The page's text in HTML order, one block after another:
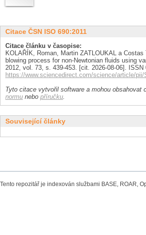
Citace ČSN ISO 690:2011
Citace článku v časopise:
KOLAŘÍK, Roman, Martin ZATLOUKAL a
blowing process for non-Newtonian fluids using
2012, vol. 73, s. 439-453. [cit. 2026-08-06]. ISSN
https://www.sciencedirect.com/science/article/pii/
Tyto citace vytvořil software a mohou
normu nebo příručku.
Související články
Tento repozitář je indexován službami BASE, ROAR,